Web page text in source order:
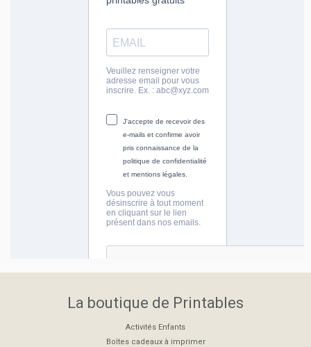
La boutique de Printables
Activités Enfants
Boîtes cadeaux à imprimer